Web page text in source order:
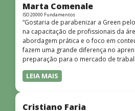
Marta Comenale
ISO 20000 Fundamentos
“Gostaria de parabenizar a Green
na capacitação de profissionais da
abordagem prática e o foco em
fazem uma grande diferença no
preparação para o mercado de
LEIA MAIS
Cristiano Faria